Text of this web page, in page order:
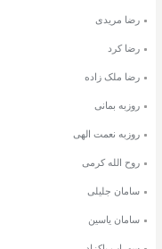
رضا مریدی
رضا کرد
رضا ملک زاده
روزبه بمانی
روزبه نعمت الهی
روح الله کرمی
سامان جلیلی
سامان یاسین